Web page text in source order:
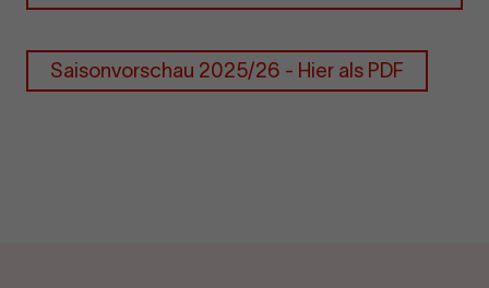
Saisonvorschau 2025/26 - Hier als PDF